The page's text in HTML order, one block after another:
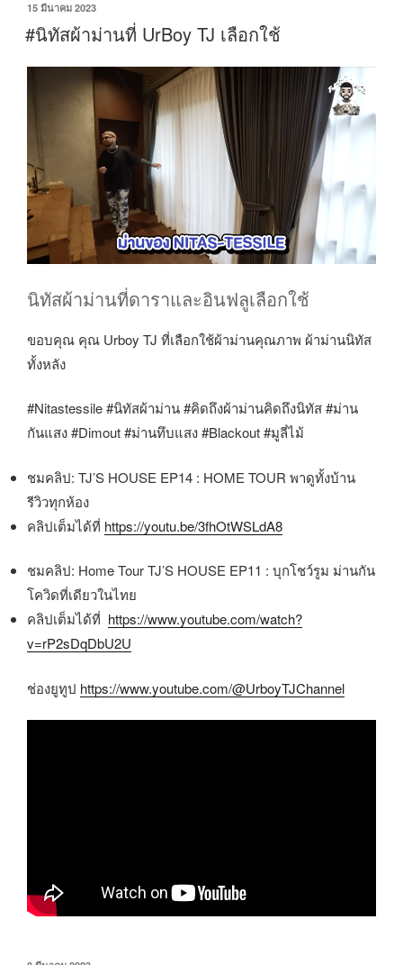
15 มีนาคม 2023
#นิทัสผ้าม่านที่ UrBoy TJ เลือกใช้
นิทัสผ้าม่านที่ดาราและอินฟลูเลือกใช้
ขอบคุณ คุณ Urboy TJ ที่เลือกใช้ผ้าม่านคุณภาพ ผ้าม่านนิทัส
ทั้งหลัง
#Nitastessile #นิทัสผ้าม่าน #คิดถึงผ้าม่านคิดถึงนิทัส #ม่าน
กันแสง #Dimout #ม่านทึบแสง #Blackout #มูลี่ไม้
ชมคลิป: TJ’S HOUSE EP14 : HOME TOUR พาดูทั้งบ้าน
รีวิวทุกห้อง
คลิปเต็มได้ที่ https://youtu.be/3fhOtWSLdA8
ชมคลิป: Home Tour TJ’S HOUSE EP11 : บุกโชว์รูม ม่านกัน
โควิดที่เดียวในไทย
คลิปเต็มได้ที่ https://www.youtube.com/watch?
v=rP2sDqDbU2U
ช่องยูทูป https://www.youtube.com/@UrboyTJChannel